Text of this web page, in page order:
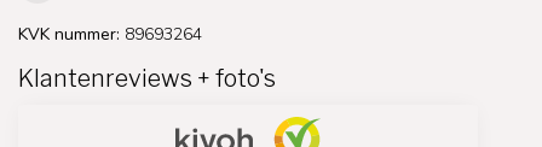
KVK nummer: 89693264
Klantenreviews + foto's